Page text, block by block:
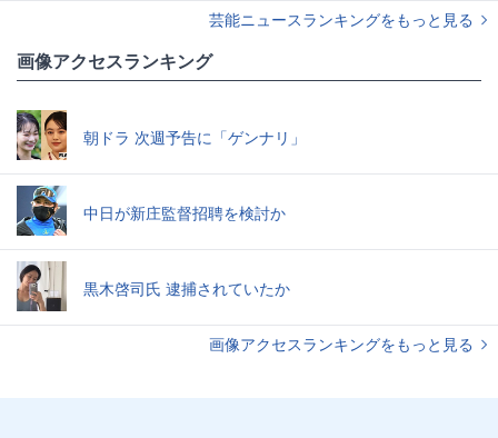
芸能ニュースランキングをもっと見る
画像アクセスランキング
朝ドラ 次週予告に「ゲンナリ」
中日が新庄監督招聘を検討か
黒木啓司氏 逮捕されていたか
画像アクセスランキングをもっと見る